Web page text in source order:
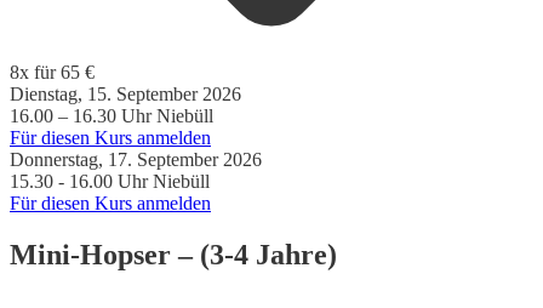
8x für 65 €
Dienstag, 15. September 2026
16.00 – 16.30 Uhr Niebüll
Für diesen Kurs anmelden
Donnerstag, 17. September 2026
15.30 - 16.00 Uhr Niebüll
Für diesen Kurs anmelden
Mini-Hopser – (3-4 Jahre)